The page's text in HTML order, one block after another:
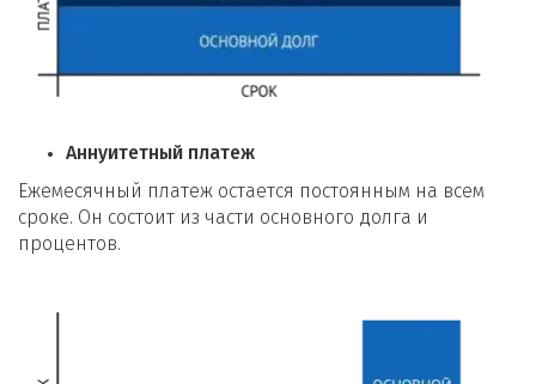
Аннуитетный платеж
Ежемесячный платеж остается постоянным на всем
сроке. Он состоит из части основного долга и
процентов.